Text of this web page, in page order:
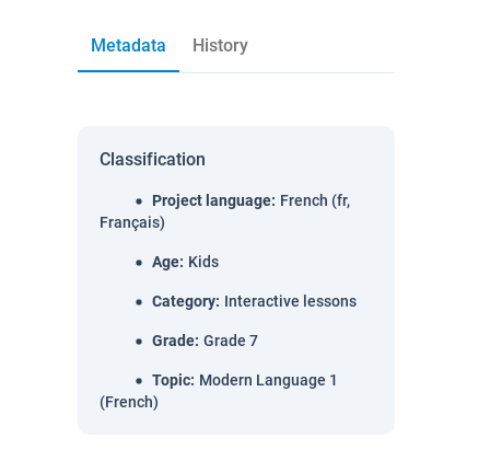
Metadata History
Classification
Project language: French (fr,
Français)
Age: Kids
Category: Interactive lessons
Grade: Grade 7
Topic: Modern Language 1
(French)